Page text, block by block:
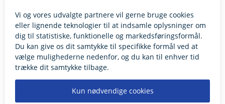
BILLUND.DK
Tilgængelighedserklæring
Giv feedback til hjemmesiden